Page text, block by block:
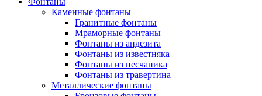
Каменные фонтаны
Гранитные фонтаны
Мраморные фонтаны
Фонтаны из андезита
Фонтаны из известняка
Фонтаны из песчаника
Фонтаны из травертина
Металлические фонтаны